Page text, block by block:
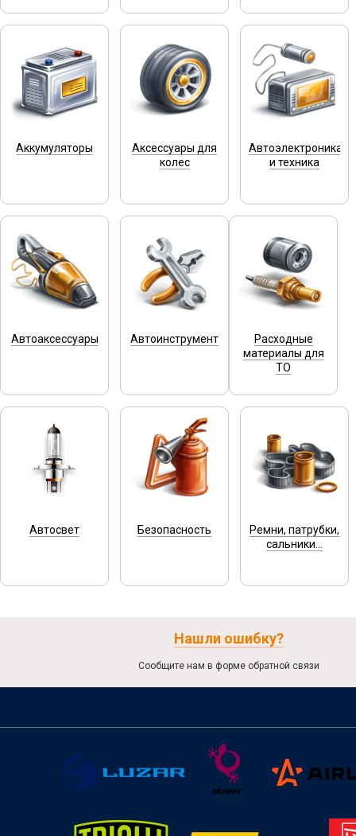
Аккумуляторы
Аксессуары для
колес
Автоэлектроника
и техника
Автоаксессуары Автоинструмент
Расходные
материалы для
ТО
Автосвет Безопасность
Ремни, патрубки,
сальники...
Нашли ошибку?
Сообщите нам в форме обратной связи